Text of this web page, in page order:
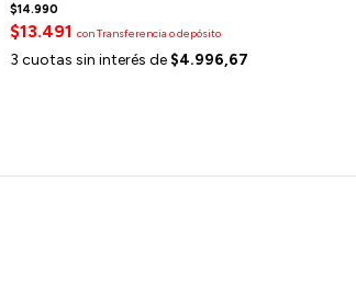
$14.990
$13.491conTransferencia o depósito
3 cuotas sin interés de $4.996,67